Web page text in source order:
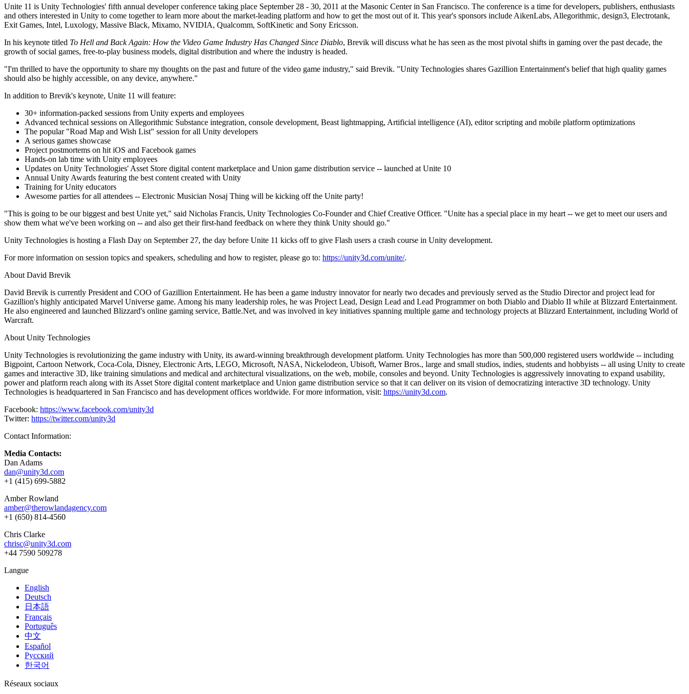
LiveOps
Informations post-lancement et opérations de jeu en direct
Développez
Faites-vous découvrir et acquérez des utilisateurs mobiles
Achats intégrés
Gérer IAP entre les magasins et D2C
Monétisation
Connectez les joueurs avec les bons jeux
Faites de la publicité avec Unity
Cas d’utilisation
Jeux mobiles
Créez et développez des succès mobiles avec Unity
Jeux indépendants
Lancez de grands jeux avec de petites équipes
Lancez des jeux XR sur plusieurs plateformes
Simplifiez le développement de jeux multijoueurs
Distribution
Transformer les expériences en magasin en expériences en ligne
Automobile
Voir toutes les industries
Informations
Études de cas
Histoires de succès dans le monde réel
Conseils et astuces d'experts
Démos
Démos, échantillons et éléments de base
Toutes les ressources
Nouveautés
Blog
Mises à jour, informations et conseils techniques
Actualités
Actualités, histoires et centre de presse
Rejoignez les développeurs, créateurs et initiés
Unity Awards
Célébration des créateurs Unity dans le monde entier
Guides pratiques
Conseils pratiques et meilleures pratiques
Formation
Démarrez votre carrière
Pour les enseignants
Boostez votre enseignement
Licence d'enseignement subventionnée
Apportez la puissance de Unity à votre institution
Certifications
Prouvez votre maîtrise de Unity
Unite 11 is Unity Technologies' fifth annual developer conference taking place September 28 - 30, 2011 at the Masonic Center in San Francisco. The conference is a time for developers, publishers, enthusiasts
and others interested in Unity to come together to learn more about the market-leading platform and how to get the most out of it. This year's sponsors include AikenLabs, Allegorithmic, design3, Electrotank,
Exit Games, Intel, Luxology, Massive Black, Mixamo, NVIDIA, Qualcomm, SoftKinetic and Sony Ericsson.
In his keynote titled To Hell and Back Again: How the Video Game Industry Has Changed Since Diablo, Brevik will discuss what he has seen as the most pivotal shifts in gaming over the past decade, the
growth of social games, free-to-play business models, digital distribution and where the industry is headed.
"I'm thrilled to have the opportunity to share my thoughts on the past and future of the video game industry," said Brevik. "Unity Technologies shares Gazillion Entertainment's belief that high quality games
should also be highly accessible, on any device, anywhere."
In addition to Brevik's keynote, Unite 11 will feature:
30+ information-packed sessions from Unity experts and employees
Advanced technical sessions on Allegorithmic Substance integration, console development, Beast lightmapping, Artificial intelligence (AI), editor scripting and mobile platform optimizations
The popular "Road Map and Wish List" session for all Unity developers
A serious games showcase
Project postmortems on hit iOS and Facebook games
Hands-on lab time with Unity employees
Updates on Unity Technologies' Asset Store digital content marketplace and Union game distribution service -- launched at Unite 10
Annual Unity Awards featuring the best content created with Unity
Training for Unity educators
Awesome parties for all attendees -- Electronic Musician Nosaj Thing will be kicking off the Unite party!
"This is going to be our biggest and best Unite yet," said Nicholas Francis, Unity Technologies Co-Founder and Chief Creative Officer. "Unite has a special place in my heart -- we get to meet our users and
show them what we've been working on -- and also get their first-hand feedback on where they think Unity should go."
Unity Technologies is hosting a Flash Day on September 27, the day before Unite 11 kicks off to give Flash users a crash course in Unity development.
For more information on session topics and speakers, scheduling and how to register, please go to: https://unity3d.com/unite/.
About David Brevik
David Brevik is currently President and COO of Gazillion Entertainment. He has been a game industry innovator for nearly two decades and previously served as the Studio Director and project lead for
Gazillion's highly anticipated Marvel Universe game. Among his many leadership roles, he was Project Lead, Design Lead and Lead Programmer on both Diablo and Diablo II while at Blizzard Entertainment.
He also engineered and launched Blizzard's online gaming service, Battle.Net, and was involved in key initiatives spanning multiple game and technology projects at Blizzard Entertainment, including World of
Warcraft.
About Unity Technologies
Unity Technologies is revolutionizing the game industry with Unity, its award-winning breakthrough development platform. Unity Technologies has more than 500,000 registered users worldwide -- including
Bigpoint, Cartoon Network, Coca-Cola, Disney, Electronic Arts, LEGO, Microsoft, NASA, Nickelodeon, Ubisoft, Warner Bros., large and small studios, indies, students and hobbyists -- all using Unity to create
games and interactive 3D, like training simulations and medical and architectural visualizations, on the web, mobile, consoles and beyond. Unity Technologies is aggressively innovating to expand usability,
power and platform reach along with its Asset Store digital content marketplace and Union game distribution service so that it can deliver on its vision of democratizing interactive 3D technology. Unity
Technologies is headquartered in San Francisco and has development offices worldwide. For more information, visit: https://unity3d.com.
Facebook: https://www.facebook.com/unity3d
Twitter: https://twitter.com/unity3d
Contact Information:
Media Contacts:
Dan Adams
dan@unity3d.com
+1 (415) 699-5882
Amber Rowland
amber@therowlandagency.com
+1 (650) 814-4560
Chris Clarke
chrisc@unity3d.com
+44 7590 509278
Langue
English
Deutsch
日本語
Français
Português
中文
Español
Русский
한국어
Réseaux sociaux